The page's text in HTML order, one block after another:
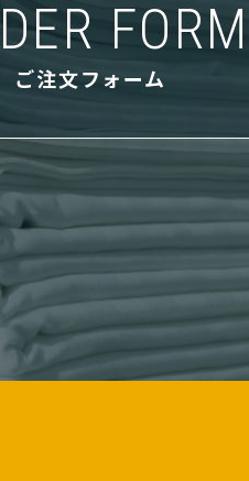
FORM
ご注文フォーム